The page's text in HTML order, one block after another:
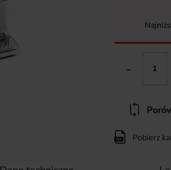
-
Pobierz